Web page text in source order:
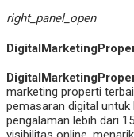
right_panel_open
marketing properti
pemasaran digital untuk
pengalaman lebih dari